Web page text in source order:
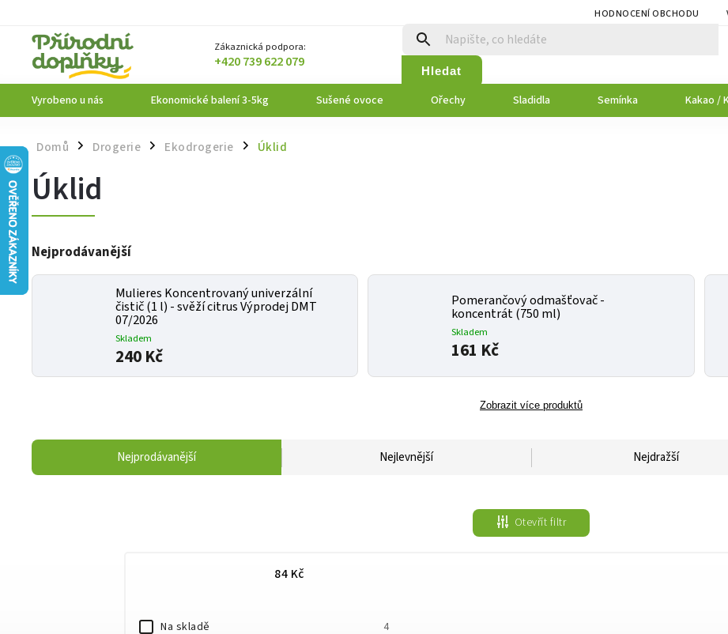
HODNOCENÍ OBCHODU
Zákaznická podpora:
+420 739 622 079 Hledat
Vyrobeno u nás Ekonomické balení 3-5kg Sušené ovoce Ořechy Sladidla Semínka Kakao /
Domů / Drogerie / Ekodrogerie / Úklid
Úklid
Nejprodávanější
Mulieres Koncentrovaný univerzální
čistič (1 l) - svěží citrus Výprodej DMT
07/2026
Skladem
240 Kč
Pomerančový odmašťovač -
koncentrát (750 ml)
Skladem
161 Kč
Zobrazit více produktů
Nejprodávanější Nejlevnější Nejdražší
Otevřít filtr
84 Kč
Na skladě 4